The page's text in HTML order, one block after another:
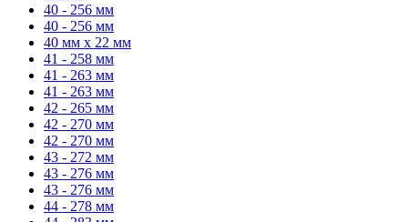
40 - 256 мм
40 - 256 мм
40 мм x 22 мм
41 - 258 мм
41 - 263 мм
41 - 263 мм
42 - 265 мм
42 - 270 мм
42 - 270 мм
43 - 272 мм
43 - 276 мм
43 - 276 мм
44 - 278 мм